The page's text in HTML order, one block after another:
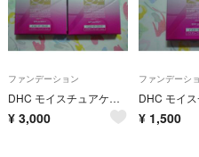
ファンデーション
DHC モイスチュアケア クリアパウダリーファンデーション イエローオークル01 2個
¥ 3,000
ファンデーシ
¥ 1,500